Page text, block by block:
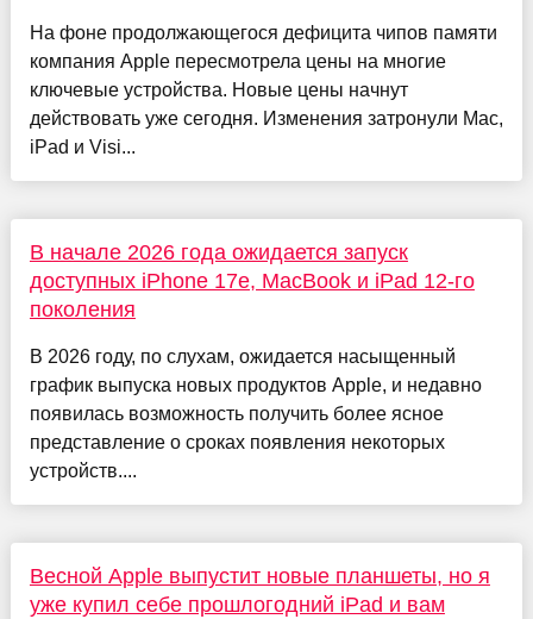
На фоне продолжающегося дефицита чипов памяти
компания Apple пересмотрела цены на многие
ключевые устройства. Новые цены начнут
действовать уже сегодня. Изменения затронули Mac,
iPad и Visi...
В начале 2026 года ожидается запуск
доступных iPhone 17e, MacBook и iPad 12-го
поколения
В 2026 году, по слухам, ожидается насыщенный
график выпуска новых продуктов Apple, и недавно
появилась возможность получить более ясное
представление о сроках появления некоторых
устройств....
Весной Apple выпустит новые планшеты, но я
уже купил себе прошлогодний iPad и вам